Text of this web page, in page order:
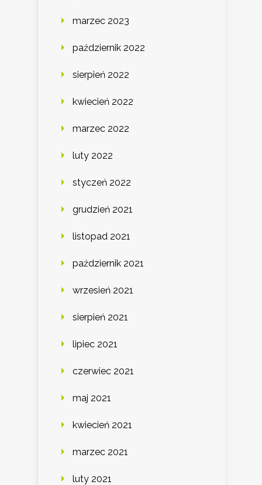
marzec 2023
październik 2022
sierpień 2022
kwiecień 2022
marzec 2022
luty 2022
styczeń 2022
grudzień 2021
listopad 2021
październik 2021
wrzesień 2021
sierpień 2021
lipiec 2021
czerwiec 2021
maj 2021
kwiecień 2021
marzec 2021
luty 2021